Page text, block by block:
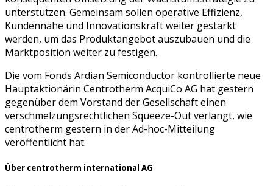
unterstützen. Gemeinsam sollen operative Effizienz,
Kundennähe und Innovationskraft weiter gestärkt
werden, um das Produktangebot auszubauen und die
Marktposition weiter zu festigen.
Die vom Fonds Ardian Semiconductor kontrollierte neue
Hauptaktionärin Centrotherm AcquiCo AG hat gestern
gegenüber dem Vorstand der Gesellschaft einen
verschmelzungsrechtlichen Squeeze-Out verlangt, wie
centrotherm gestern in der Ad-hoc-Mitteilung
veröffentlicht hat.
Über centrotherm international AG